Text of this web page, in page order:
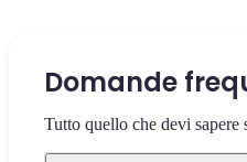
Domande
Tutto quello che devi